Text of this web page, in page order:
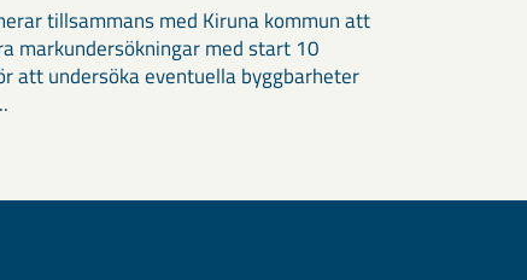
tillsammans med Kiruna kommun att
markundersökningar med start 10
att undersöka eventuella byggbarheter